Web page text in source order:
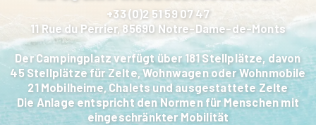
+33 (0)2 51 59 07 47
11 Rue du Perrier, 85690 Notre-Dame-de-Monts
Der Campingplatz verfügt über 181 Stellplätze, davon
45 Stellplätze für Zelte, Wohnwagen oder Wohnmobile
21 Mobilheime, Chalets und ausgestattete Zelte
Die Anlage entspricht den Normen für Menschen mit
eingeschränkter Mobilität